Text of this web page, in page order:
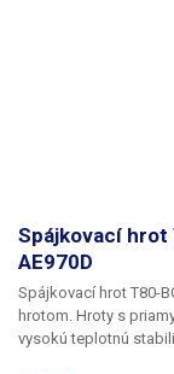
Spájkovací hrot
AE970D
Spájkovací hrot T80-
hrotom.
vysokú teplotnú